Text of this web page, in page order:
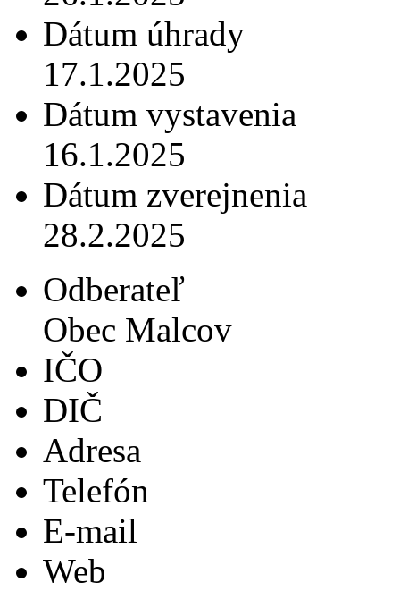
Dátum úhrady
17.1.2025
Dátum vystavenia
16.1.2025
Dátum zverejnenia
28.2.2025
Odberateľ
Obec Malcov
IČO
DIČ
Adresa
Telefón
E-mail
Web